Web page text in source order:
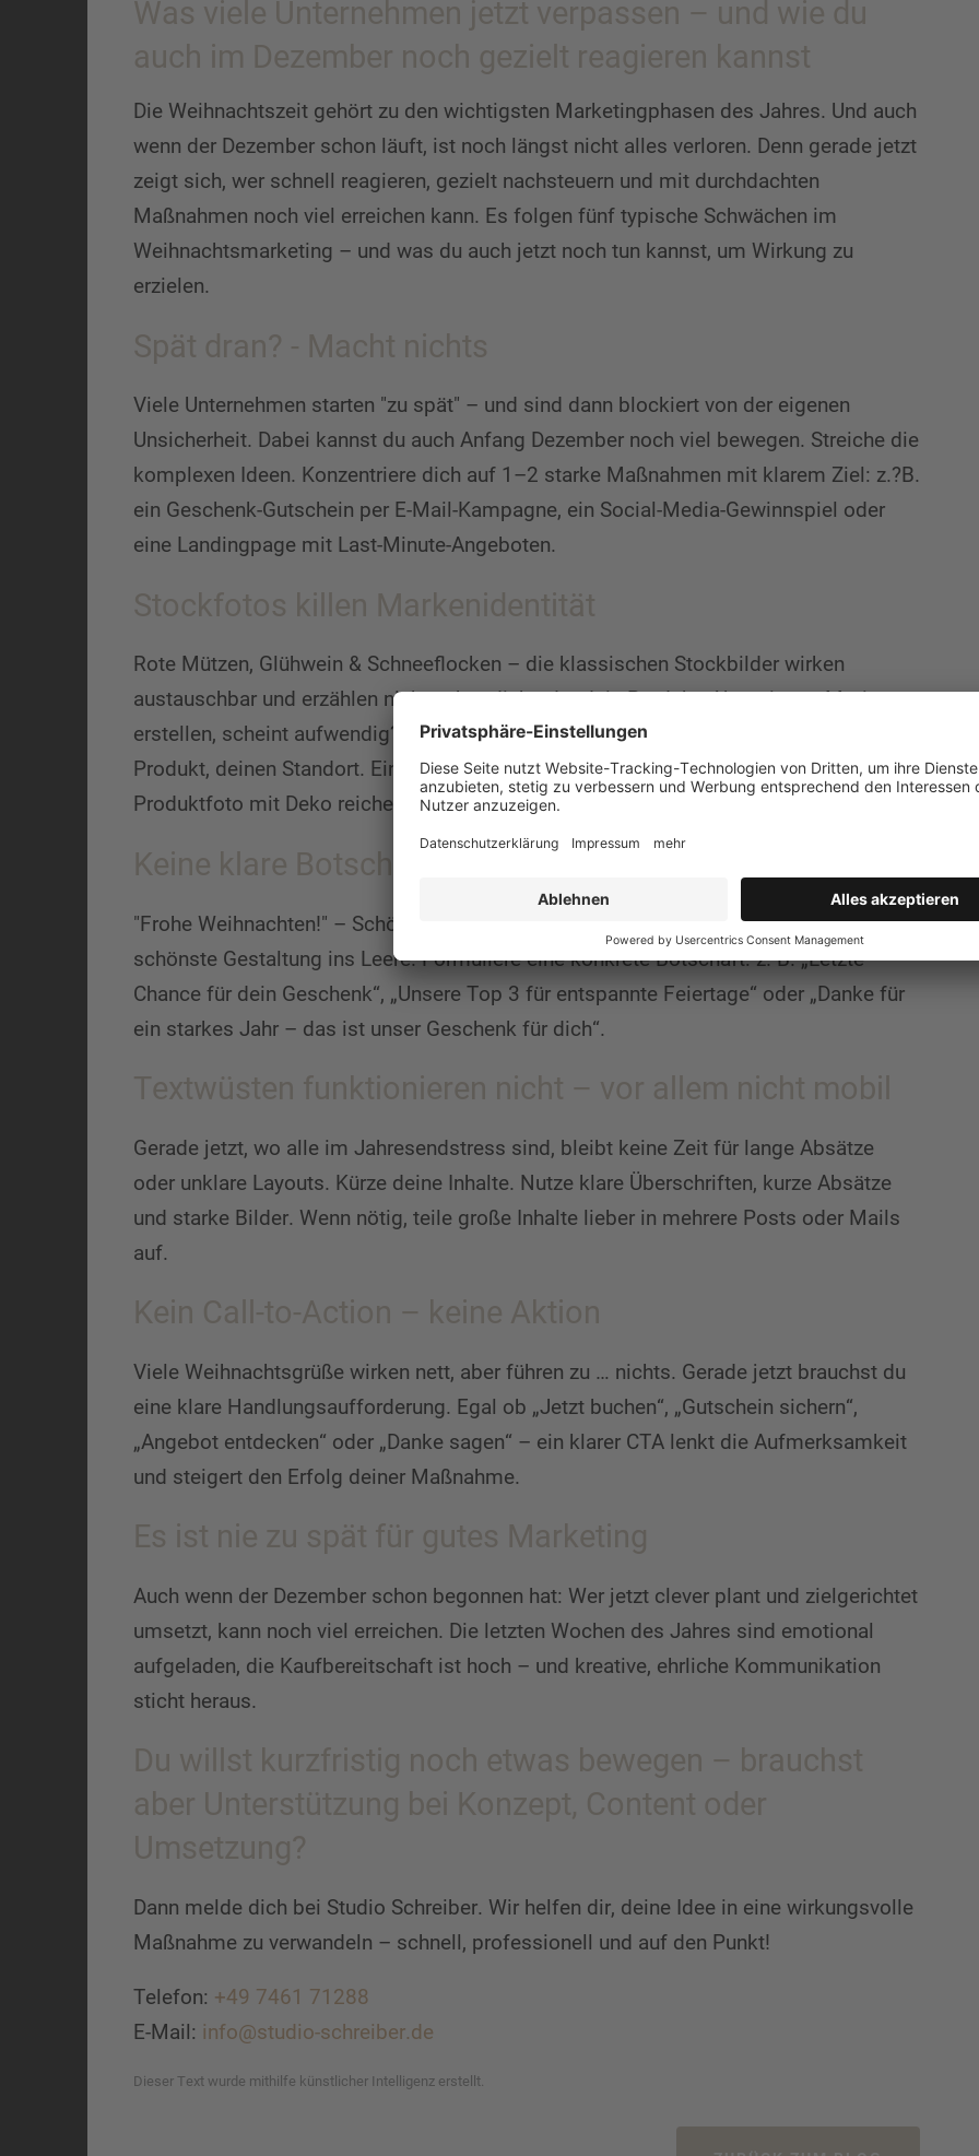
Was viele Unternehmen jetzt verpassen – und wie du
auch im Dezember noch gezielt reagieren kannst
Die Weihnachtszeit gehört zu den wichtigsten Marketingphasen des Jahres. Und auch
wenn der Dezember schon läuft, ist noch längst nicht alles verloren. Denn gerade jetzt
zeigt sich, wer schnell reagieren, gezielt nachsteuern und mit durchdachten
Maßnahmen noch viel erreichen kann. Es folgen fünf typische Schwächen im
Weihnachtsmarketing – und was du auch jetzt noch tun kannst, um Wirkung zu
erzielen.
Spät dran? - Macht nichts
Viele Unternehmen starten "zu spät" – und sind dann blockiert von der eigenen
Unsicherheit. Dabei kannst du auch Anfang Dezember noch viel bewegen. Streiche die
komplexen Ideen. Konzentriere dich auf 1–2 starke Maßnahmen mit klarem Ziel: z.?B.
ein Geschenk-Gutschein per E-Mail-Kampagne, ein Social-Media-Gewinnspiel oder
eine Landingpage mit Last-Minute-Angeboten.
Stockfotos killen Markenidentität
Rote Mützen, Glühwein & Schneeflocken – die klassischen Stockbilder wirken
austauschbar und erzählen nichts über dich oder dein Produkt. Aber eigene Motive zu
erstellen, scheint aufwendig? Nicht zwingend. Nutz, was du hast: dein Team, dein
Produkt, deinen Standort. Ein weihnachtlicher Schnappschuss aus dem Büro oder ein
Produktfoto mit Deko reichen oft aus, um Nähe und Echtheit zu zeigen.
Keine klare Botschaft? Dann wird’s auch nichts
"Frohe Weihnachten!" – Schön, aber wofür genau? Ohne klaren Fokus läuft selbst die
schönste Gestaltung ins Leere. Formuliere eine konkrete Botschaft: z. B. „Letzte
Chance für dein Geschenk“, „Unsere Top 3 für entspannte Feiertage“ oder „Danke für
ein starkes Jahr – das ist unser Geschenk für dich“.
Textwüsten funktionieren nicht – vor allem nicht mobil
Gerade jetzt, wo alle im Jahresendstress sind, bleibt keine Zeit für lange Absätze
oder unklare Layouts. Kürze deine Inhalte. Nutze klare Überschriften, kurze Absätze
und starke Bilder. Wenn nötig, teile große Inhalte lieber in mehrere Posts oder Mails
auf.
Kein Call-to-Action – keine Aktion
Viele Weihnachtsgrüße wirken nett, aber führen zu … nichts. Gerade jetzt brauchst du
eine klare Handlungsaufforderung. Egal ob „Jetzt buchen“, „Gutschein sichern“,
„Angebot entdecken“ oder „Danke sagen“ – ein klarer CTA lenkt die Aufmerksamkeit
und steigert den Erfolg deiner Maßnahme.
Es ist nie zu spät für gutes Marketing
Auch wenn der Dezember schon begonnen hat: Wer jetzt clever plant und zielgerichtet
umsetzt, kann noch viel erreichen. Die letzten Wochen des Jahres sind emotional
aufgeladen, die Kaufbereitschaft ist hoch – und kreative, ehrliche Kommunikation
sticht heraus.
Du willst kurzfristig noch etwas bewegen – brauchst
aber Unterstützung bei Konzept, Content oder
Umsetzung?
Dann melde dich bei Studio Schreiber. Wir helfen dir, deine Idee in eine wirkungsvolle
Maßnahme zu verwandeln – schnell, professionell und auf den Punkt!
Telefon: +49 7461 71288
E-Mail: info@studio-schreiber.de
Dieser Text wurde mithilfe künstlicher Intelligenz erstellt.